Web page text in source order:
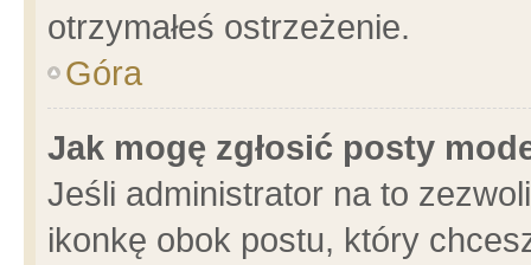
otrzymałeś ostrzeżenie.
Góra
Jak mogę zgłosić posty
Jeśli administrator na to
ikonkę obok postu, który